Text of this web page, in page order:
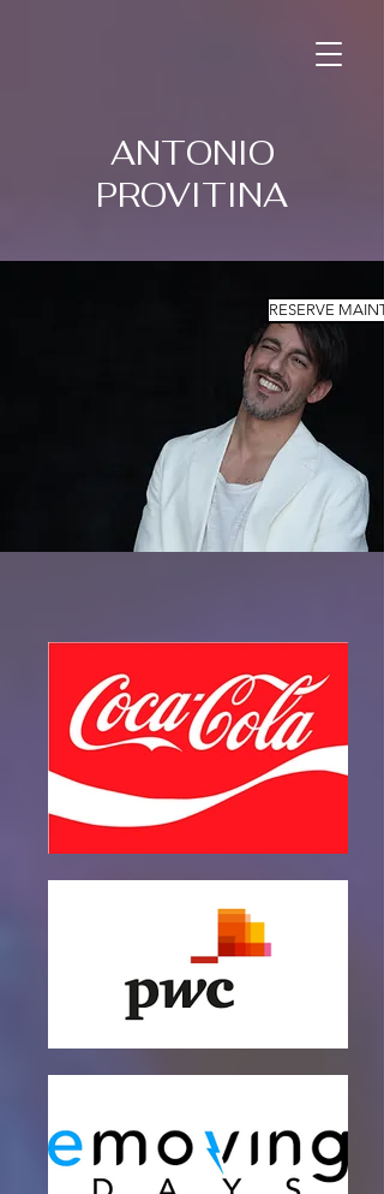
ANTONIO
PROVITINA
RESERVE